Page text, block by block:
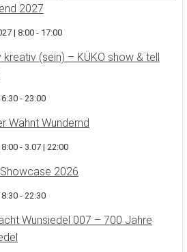
2027
| 8:00- 17:00
kreativ (sein) – KÜKO show & tell
- 23:00
Wähnt Wundernd
- 3.07 | 22:00
Showcase 2026
- 22:30
Wunsiedel 007 – 700 Jahre